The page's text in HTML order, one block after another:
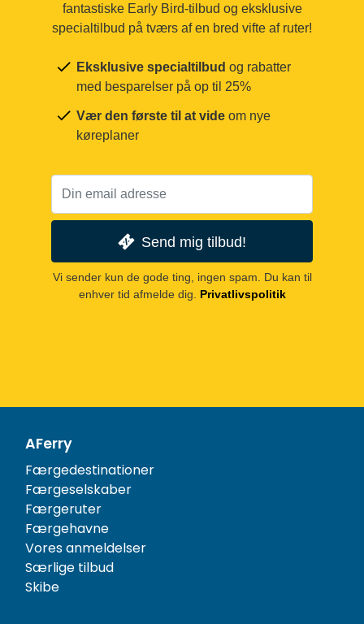
fantastiske Early Bird-tilbud og eksklusive
specialtilbud på tværs af en bred vifte af ruter!
Eksklusive specialtilbud og rabatter
med besparelser på op til 25%
Vær den første til at vide om nye
køreplaner
Send mig tilbud!
Vi sender kun de gode ting, ingen spam. Du kan til
enhver tid afmelde dig.
Privatlivspolitik
AFerry
Færgedestinationer
Færgeselskaber
Færgeruter
Færgehavne
Vores anmeldelser
Særlige tilbud
Skibe